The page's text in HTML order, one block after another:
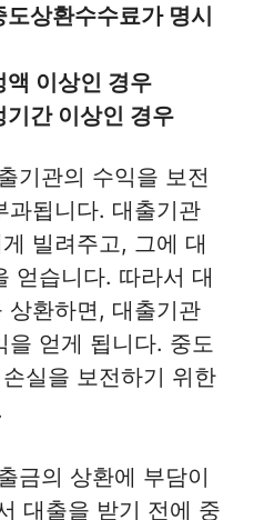
상환수수료가 명시
액 이상인 경우
간 이상인 경우
기관의 수익을 보전
과됩니다. 대출기관
빌려주고, 그에 대
얻습니다. 따라서 대
상환하면, 대출기관
을 얻게 됩니다. 중도
실을 보전하기 위한
금의 상환에 부담이
대출을 받기 전에 중